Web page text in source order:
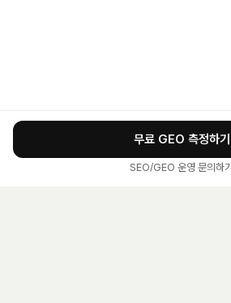
무료 GEO 측정하기
SEO/GEO 운영 문의하기